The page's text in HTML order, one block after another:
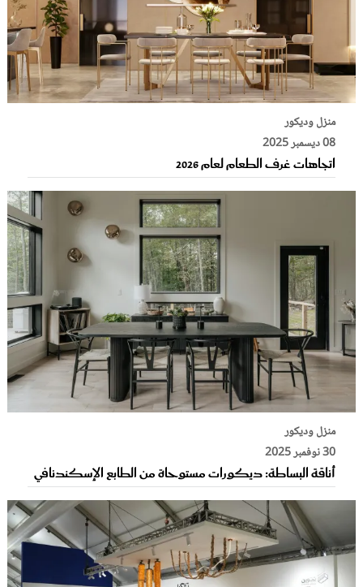
منزل وديكور
08 ديسمبر 2025
اتجاهات غرف الطعام لعام 2026
منزل وديكور
30 نوفمبر 2025
أناقة البساطة: ديكورات مستوحاة من الطابع الإسكندنافي